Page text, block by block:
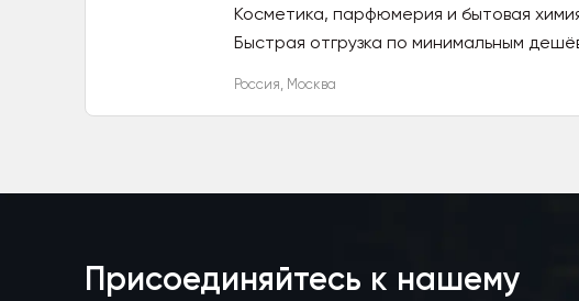
Косметика, парфюмерия и бытовая
Быстрая отгрузка по минимальным
Россия, Москва
Присоединяйтесь к нашему